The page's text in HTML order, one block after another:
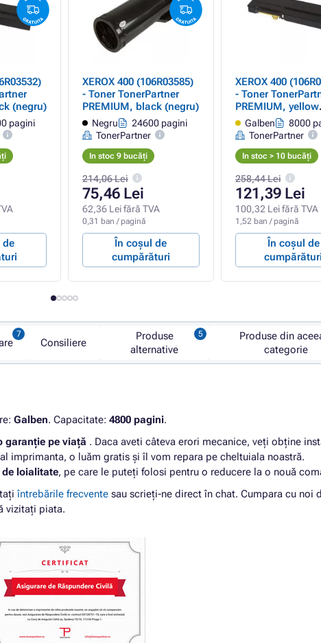
(negru)
pagini
de
XEROX 400 (106R03585)
- Toner TonerPartner
PREMIUM, black (negru)
Negru
24600 pagini
TonerPartner
In stoc 9 bucăți
214,06 Lei
75,46 Lei
62,36 Lei fără TVA
0,31 ban / pagină
În coșul de
cumpărături
XEROX 400
- Toner
PREMIUM, yellow
(galben)
Galben
8000
TonerPartner
In stoc > 10 bucăți
258,44 Lei
121,39 Lei
100,32 Lei fără TVA
1,52 ban / pagină
În coșul de
Consiliere
Produse
alternative
Produse din
categorie
Galben. Capacitate: 4800 pagini.
garanție pe viață . Daca aveti câteva erori mecanice, veți obține
imprimanta, o luăm gratis și îl vom repara pe cheltuiala noastră.
de loialitate, pe care le puteți folosi pentru o reducere la o nouă
întrebările frecvente sau scrieți-ne direct în chat. Cumpara cu noi
vizitați piata.